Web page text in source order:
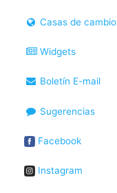
Casas de cambio
Widgets
Boletín E-mail
Sugerencias
Facebook
Instagram